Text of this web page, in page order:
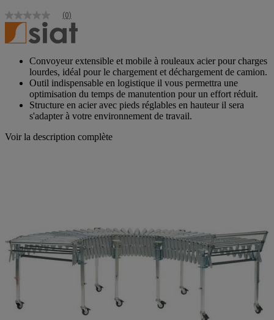
Aucune
valeur
de
Lien
même
(0)
Convoyeur extensible et mobile à rouleaux acier pour charges
lourdes, idéal pour le chargement et déchargement de camion.
Outil indispensable en logistique il vous permettra une
optimisation du temps de manutention pour un effort réduit.
Structure en acier avec pieds réglables en hauteur il sera
s'adapter à votre environnement de travail.
Voir la description complète